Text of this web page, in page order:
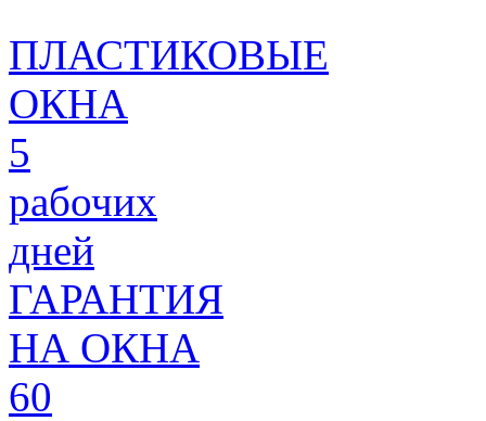
ПЛАСТИКОВЫЕ
ОКНА
5
рабочих
дней
ГАРАНТИЯ
НА ОКНА
60